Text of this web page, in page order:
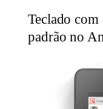
Teclado com
padrão no